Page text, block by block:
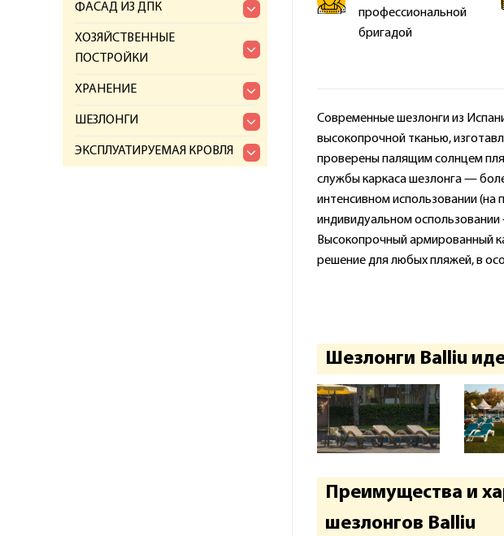
профессиональной
бригадой
Современные шезлонги из
высокопрочной тканью,
проверены палящим солнцем
службы каркаса шезлонга —
интенсивном использовании (на
индивидуальном
Высокопрочный армированный
решение для любых пляжей, в
Шезлонги Balliu
Преимущества и
шезлонгов Balliu
ФАСАД ИЗ ДПК
ХОЗЯЙСТВЕННЫЕ
ПОСТРОЙКИ
ХРАНЕНИЕ
ШЕЗЛОНГИ
ЭКСПЛУАТИРУЕМАЯ КРОВЛЯ